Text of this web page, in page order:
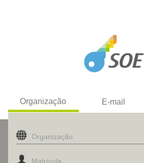
Organização E-mail